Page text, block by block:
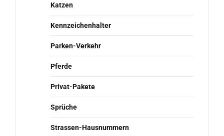
Katzen
Kennzeichenhalter
Parken-Verkehr
Pferde
Privat-Pakete
Sprüche
Strassen-Hausnummern